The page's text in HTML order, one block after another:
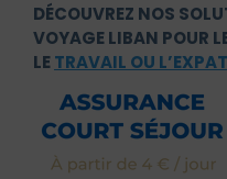
DÉCOUVREZ NOS
VOYAGE LIBAN POUR
LETRAVAIL OU